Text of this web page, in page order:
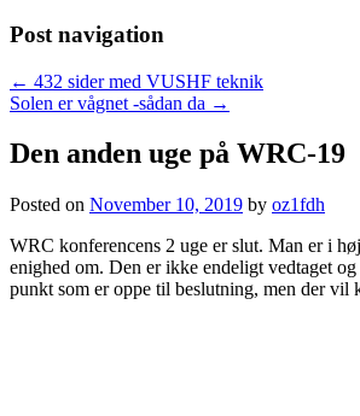
Post navigation
← 432 sider med VUSHF teknik
Solen er vågnet -sådan da →
Den anden uge på WRC-19
Posted on November 10, 2019 by oz1fdh
WRC konferencens 2 uge er slut. Man er i
enighed om. Den er ikke endeligt vedtaget
punkt som er oppe til beslutning, men der